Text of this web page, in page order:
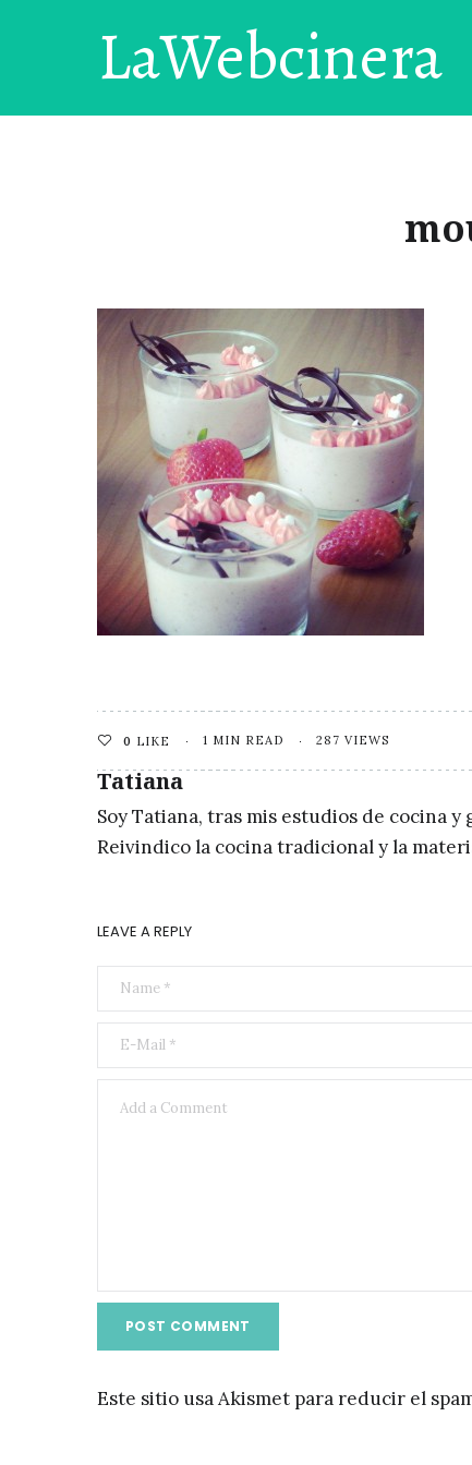
LaWebcinera
0 LIKE 1 MIN READ 287 VIEWS
Tatiana
Soy Tatiana, tras mis estudios de cocina
Reivindico la cocina tradicional y la
LEAVE A REPLY
Este sitio usa Akismet para reducir el